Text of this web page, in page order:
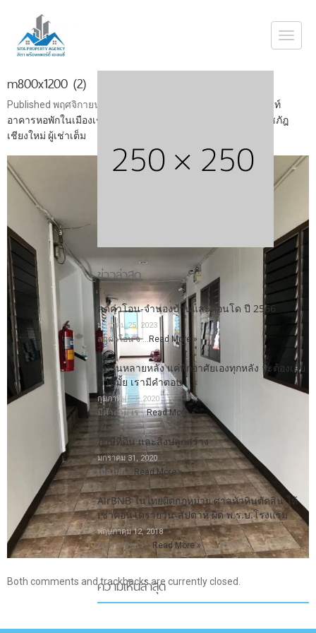
m800x1200 (2)
Published พฤศจิกายน 9, 2023
ขายอพาร์ตเม้นท์
อาคารหอพักในเมืองเชียงใหม่ รีโนเวทใหม่ ใกล้มหาวิทยาลัยราชภัฎ
เชียงใหม่ ผู้เช่าเต็ม
Both comments and trackbacks are currently closed.
ข่าวล่าสุด
ลดค่าโอน-จำนองบ้านและคอนโด ปี 2566
มกราคม 25, 2023
ลดค่าโอน-จ … Read More »
มีบ้านหลายหลัง แค่พักอาศัยเองทุกหลัง จะต้องเสีย
ภาษีมั้ย เรามีคำตอบ
กุมภาพันธ์ 1, 2020
มีคำถาม เร …Read More »
ภาษีที่ดิน และสิ่งปลูกสร้าง
มกราคม 31, 2020
เมื่อไม่กี … Read More »
AirBNB ในไทยผิดกฎหมาย ศาลหัวหินตัดสิน ให้
เช่าคอนโดรายวัน-สัปดาห์ ผิด พ.ร.บ.โรงแรม
พฤษภาคม 12, 2018
พบศาลจังหว … Read More »
ความเห็นล่าสุด